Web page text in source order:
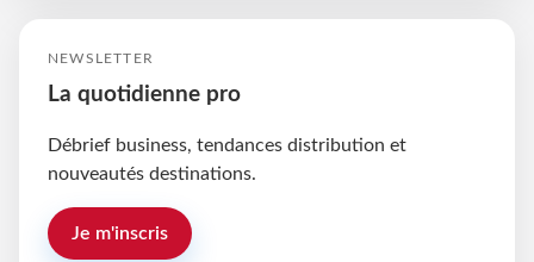
NEWSLETTER
La quotidienne pro
Débrief business, tendances distribution et
nouveautés destinations.
Je m'inscris